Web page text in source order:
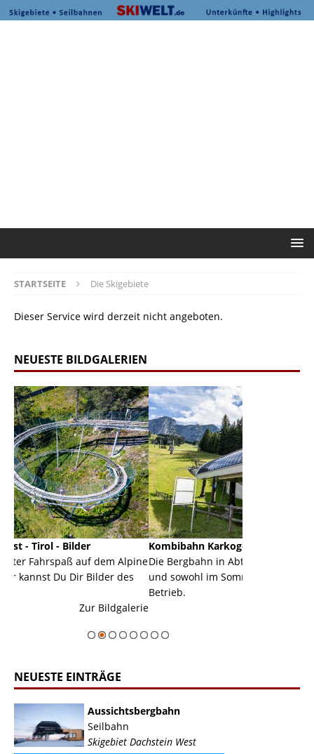
STARTSEITE Die Skigebiete
Dieser Service wird derzeit nicht angeboten.
NEUESTE BILDGALERIEN
dem Alpine
Bilder des
Kombibahn Karkogel - Abtenau - Salzburg
Die Bergbahn in Abtenau ist eine Kombibahn
und sowohl im Sommer als auch im Winter in
NEUESTE EINTRÄGE
Aussichtsbergbahn
Seilbahn
Skigebiet Dachstein West